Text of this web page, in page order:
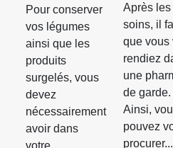
Pour conserver
vos légumes
ainsi que les
produits
surgelés, vous
devez
nécessairement
avoir dans
votre...
Après les
soins, il
que vous
rendiez
une
de garde.
Ainsi,
pouvez
procurer...